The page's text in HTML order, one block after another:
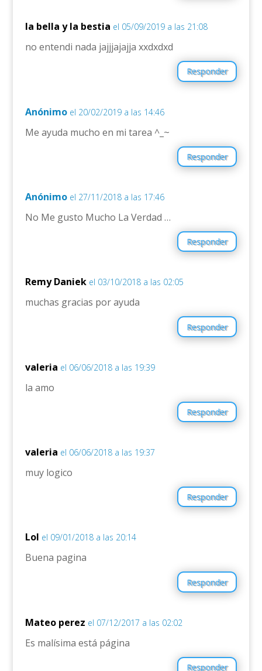
la bella y la bestia el 05/09/2019 a las 21:08
no entendi nada jajjjajajja xxdxdxd
Responder
Anónimo el 20/02/2019 a las 14:46
Me ayuda mucho en mi tarea ^_~
Responder
Anónimo el 27/11/2018 a las 17:46
No Me gusto Mucho La Verdad …
Responder
Remy Daniek el 03/10/2018 a las 02:05
muchas gracias por ayuda
Responder
valeria el 06/06/2018 a las 19:39
la amo
Responder
valeria el 06/06/2018 a las 19:37
muy logico
Responder
Lol el 09/01/2018 a las 20:14
Buena pagina
Responder
Mateo perez el 07/12/2017 a las 02:02
Es malísima está página
Responder